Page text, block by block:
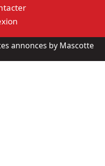
annonces by Mascotte